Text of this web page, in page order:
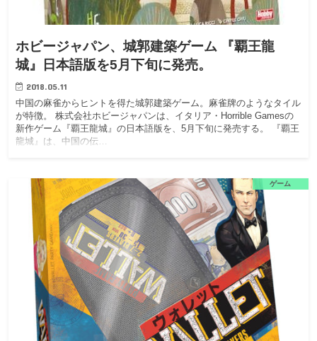
ホビージャパン、城郭建築ゲーム 『覇王龍
城』日本語版を5月下旬に発売。
2018.05.11
中国の麻雀からヒントを得た城郭建築ゲーム。麻雀牌のようなタイル
が特徴。 株式会社ホビージャパンは、イタリア・Horrible Gamesの
新作ゲーム『覇王龍城』の日本語版を、5月下旬に発売する。 『覇王
龍城』は、中国の伝…
ゲーム